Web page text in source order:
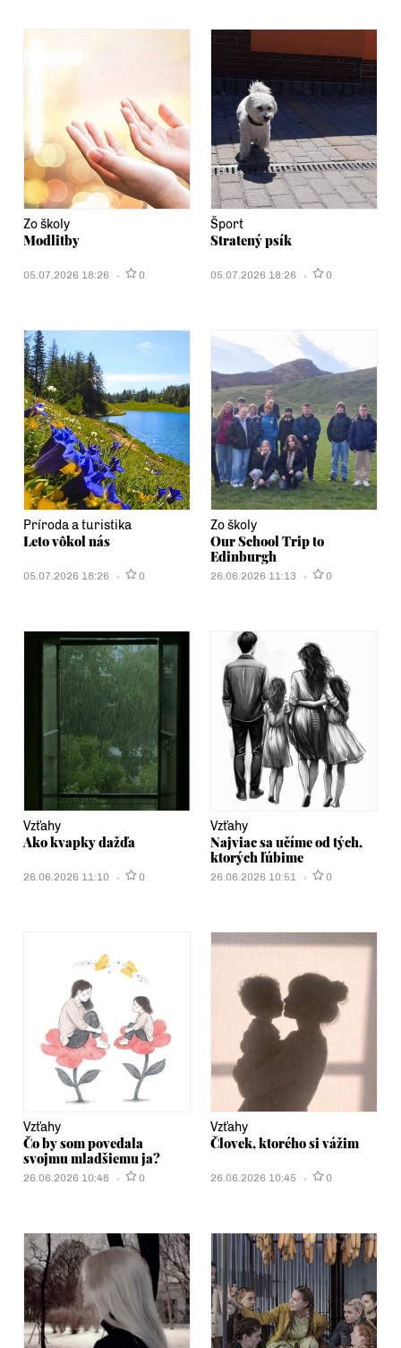
Zo školy
Modlitby
05.07.2026 18:26 0
Šport
Stratený psík
05.07.2026 18:26 0
Príroda a turistika
Leto vôkol nás
05.07.2026 18:26 0
Zo školy
Our School Trip to
Edinburgh
26.06.2026 11:13 0
Vzťahy
Ako kvapky dažďa
26.06.2026 11:10 0
Vzťahy
Najviac sa učíme od tých,
ktorých ľúbime
26.06.2026 10:51 0
Vzťahy
Čo by som povedala
svojmu mladšiemu ja?
26.06.2026 10:48 0
Vzťahy
Človek, ktorého si vážim
26.06.2026 10:45 0